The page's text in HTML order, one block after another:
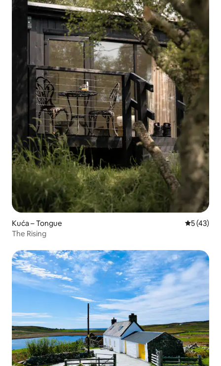
Kuća – Tongue Prosječna
5 (43)
The Rising